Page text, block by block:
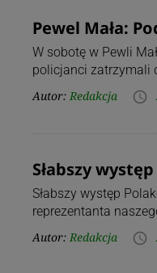
Pewel Mała:
W sobotę w Pewli
policjanci zatrzymali
Autor: Redakcja access_time
Słabszy
Słabszy występ
reprezentanta
Autor: Redakcja access_time